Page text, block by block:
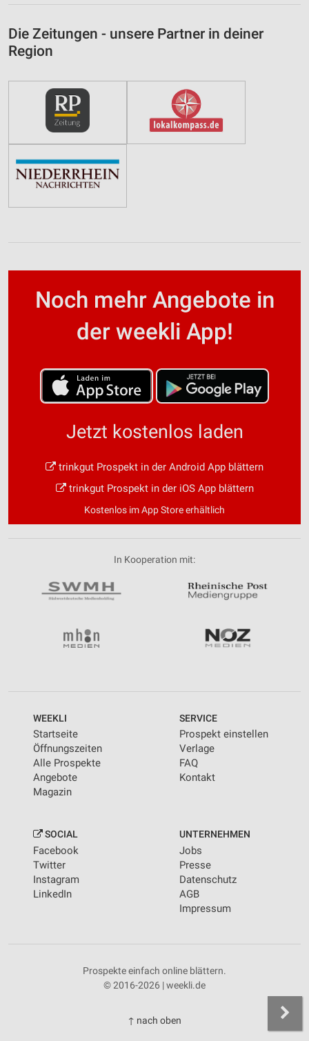
Die Zeitungen - unsere Partner in deiner
Region
Noch mehr Angebote in
der weekli App!
Jetzt kostenlos laden
trinkgut Prospekt in der Android App blättern
trinkgut Prospekt in der iOS App blättern
Kostenlos im App Store erhältlich
In Kooperation mit:
WEEKLI
Startseite
Öffnungszeiten
Alle Prospekte
Angebote
Magazin
SERVICE
Prospekt einstellen
Verlage
FAQ
Kontakt
SOCIAL
Facebook
Twitter
Instagram
LinkedIn
UNTERNEHMEN
Jobs
Presse
Datenschutz
AGB
Impressum
Prospekte einfach online blättern.
© 2016-2026 | weekli.de
↑ nach oben
Funktional